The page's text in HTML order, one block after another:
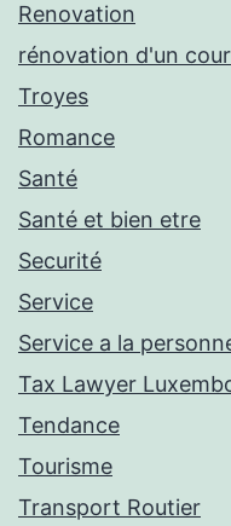
Renovation
rénovation d'un
Troyes
Romance
Santé
Santé et bien etre
Securité
Service
Service a la
Tax Lawyer
Tendance
Tourisme
Transport Routier